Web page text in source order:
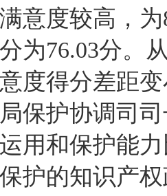
意度较高，
为76.03分。
度得分差距
保护协调司
用和保护能
护的知识产